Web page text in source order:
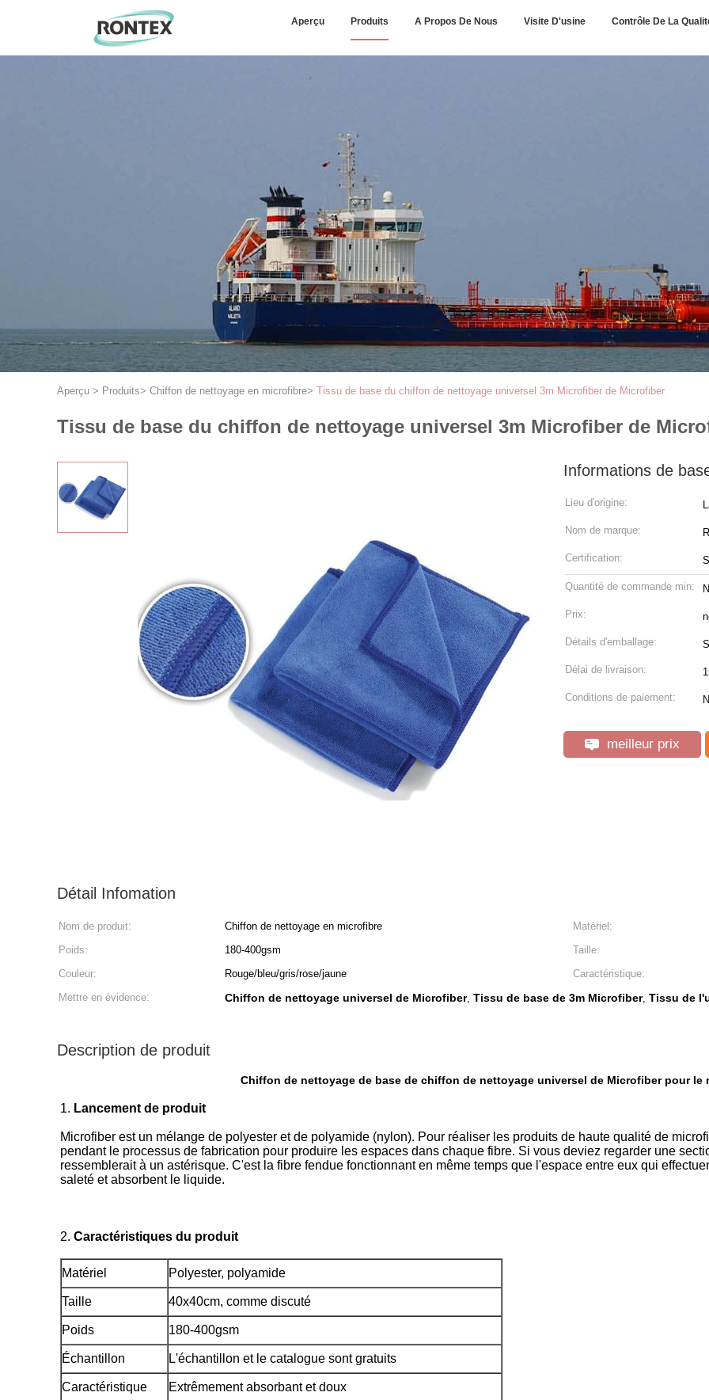
Aperçu Produits A Propos De Nous Visite D'usine Contrôle De La
Aperçu > Produits> Chiffon de nettoyage en microfibre> Tissu de base du chiffon de nettoyage universel 3m Microfiber de Microfiber
Tissu de base du chiffon de nettoyage universel 3m Microfiber de
Informations de
Lieu d'origine:
Nom de marque:
Certification:
Quantité de commande min:
Prix:
Détails d'emballage:
Délai de livraison:
Conditions de paiement:
meilleur prix
Détail Infomation
Nom de produit: Chiffon de nettoyage en microfibre
Matériel:
Poids:
180-400gsm
Taille:
Couleur:
Rouge/bleu/gris/rose/jaune
Caractéristique:
Mettre en évidence:
Chiffon de nettoyage universel de Microfiber, Tissu de base de 3m Microfiber, Tissu de
Description de produit
Chiffon de nettoyage de base de chiffon de nettoyage universel de Microfiber pour le
1. Lancement de produit
Microfiber est un mélange de polyester et de polyamide (nylon). Pour réaliser les produits de haute qualité de
pendant le processus de fabrication pour produire les espaces dans chaque fibre. Si vous deviez regarder une
ressemblerait à un astérisque. C'est la fibre fendue fonctionnant en même temps que l'espace entre eux qui
saleté et absorbent le liquide.
2. Caractéristiques du produit
Matériel Polyester, polyamide
Taille 40x40cm, comme discuté
Poids 180-400gsm
Échantillon L'échantillon et le catalogue sont gratuits
Caractéristique Extrêmement absorbant et doux